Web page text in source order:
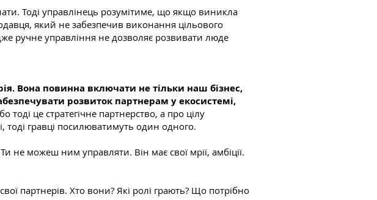
Тоді управлінець розумітиме, що якщо виникла
який не забезпечив виконання цільового
ручне управління не дозволяє розвивати люде
Вона повинна включати не тільки наш бізнес,
розвиток партнерам у екосистемі,
це стратегічне партнерство, а про цілу
тоді гравці посилюватимуть один одного.
можеш ним управляти. Він має свої мрії, амбіції.
партнерів. Хто вони? Які ролі грають? Що потрібно